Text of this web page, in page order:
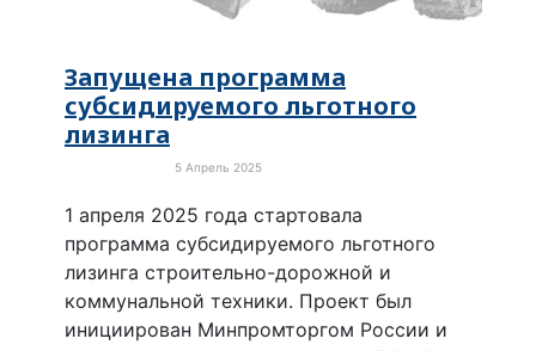
Запущена программа
субсидируемого льготного
лизинга
5 Апрель 2025
1 апреля 2025 года стартовала
программа субсидируемого льготного
лизинга строительно-дорожной и
коммунальной техники. Проект был
инициирован Минпромторгом России и